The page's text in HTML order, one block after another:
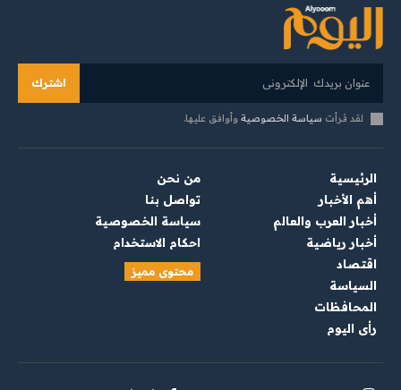
اشترك
لقد قرأت سياسة الخصوصية وأوافق عليها.
الرئيسية
أهم الأخبار
أخبار العرب والعالم
أخبار رياضية
اقتصاد
السياسة
المحافظات
رأي اليوم
من نحن
تواصل بنا
سياسة الخصوصية
احكام الاستخدام
محتوى مميز